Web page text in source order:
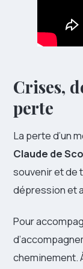
Crises,
perte
La perte d’un
Claude de
souvenir et de
dépression et
Pour
cheminement.